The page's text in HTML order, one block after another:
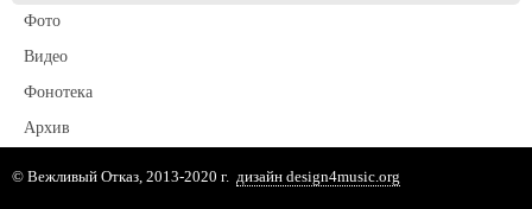
Фото
Видео
Фонотека
Архив
© Вежливый Отказ, 2013-2020 г. дизайн design4music.org